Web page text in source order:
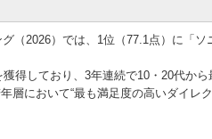
2026）では、1位（77.1点）に「ソ
得しており、3年連続で10・20代か
において“最も満足度の高いダイレ